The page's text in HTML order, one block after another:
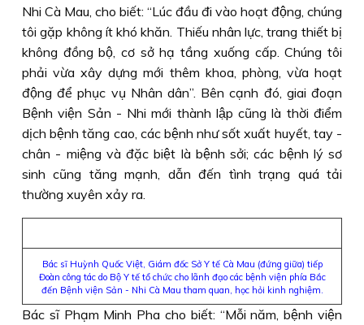
Nhi Cà Mau, cho biết: “Lúc đầu đi vào hoạt động, chúng
tôi gặp không ít khó khăn. Thiếu nhân lực, trang thiết bị
không đồng bộ, cơ sở hạ tầng xuống cấp. Chúng tôi
phải vừa xây dựng mới thêm khoa, phòng, vừa hoạt
động để phục vụ Nhân dân”. Bên cạnh đó, giai đoạn
Bệnh viện Sản - Nhi mới thành lập cũng là thời điểm
dịch bệnh tăng cao, các bệnh như sốt xuất huyết, tay -
chân - miệng và đặc biệt là bệnh sởi; các bệnh lý sơ
sinh cũng tăng mạnh, dẫn đến tình trạng quá tải
thường xuyên xảy ra.
Bác sĩ Huỳnh Quốc Việt, Giám đốc Sở Y tế Cà Mau (đứng giữa) tiếp
Đoàn công tác do Bộ Y tế tổ chức cho lãnh đạo các bệnh viện phía Bắc
đến Bệnh viện Sản - Nhi Cà Mau tham quan, học hỏi kinh nghiệm.
Bác sĩ Phạm Minh Pha cho biết: “Mỗi năm, bệnh viện